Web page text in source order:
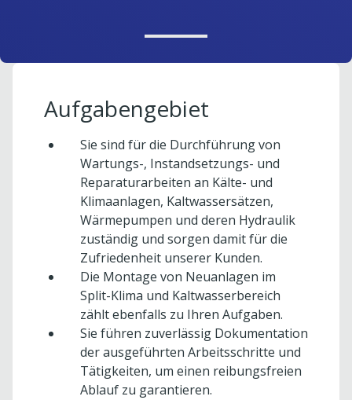
Aufgabengebiet
Sie sind für die Durchführung von
Wartungs-, Instandsetzungs- und
Reparaturarbeiten an Kälte- und
Klimaanlagen, Kaltwassersätzen,
Wärmepumpen und deren Hydraulik
zuständig und sorgen damit für die
Zufriedenheit unserer Kunden.
Die Montage von Neuanlagen im
Split-Klima und Kaltwasserbereich
zählt ebenfalls zu Ihren Aufgaben.
Sie führen zuverlässig Dokumentation
der ausgeführten Arbeitsschritte und
Tätigkeiten, um einen reibungsfreien
Ablauf zu garantieren.